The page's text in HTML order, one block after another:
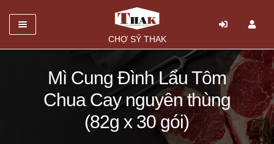
CHỢ SỶ THAK
Danh mục
Mở
rộng
menu
con
Mì Cung Đình Lẩu Tôm
Chua Cay nguyên thùng
(82g x 30 gói)